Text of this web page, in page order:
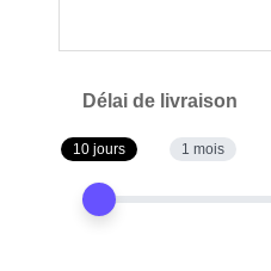
Délai de livraison
10 jours 1 mois